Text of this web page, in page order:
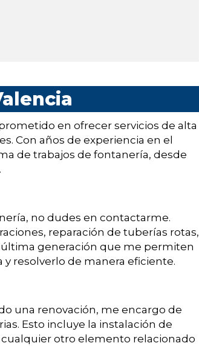
en ofrecer servicios de alta
Con años de experiencia en el
de trabajos de fontanería, desde
no dudes en contactarme.
reparación de tuberías rotas,
generación que me permiten
resolverlo de manera eficiente.
una renovación, me encargo de
Esto incluye la instalación de
otro elemento relacionado